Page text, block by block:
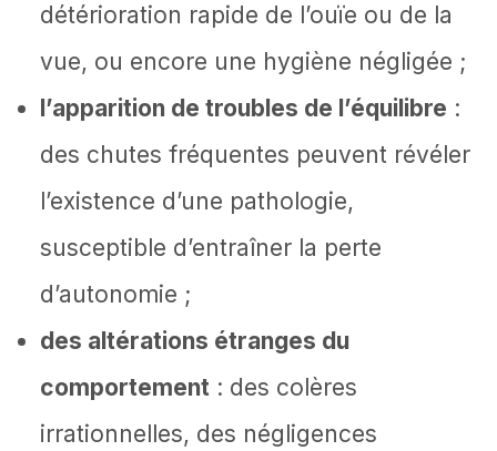
détérioration rapide de l’ouïe ou de la
vue, ou encore une hygiène négligée ;
l’apparition de troubles de l’équilibre :
des chutes fréquentes peuvent révéler
l’existence d’une pathologie,
susceptible d’entraîner la perte
d’autonomie ;
des altérations étranges du
comportement : des colères
irrationnelles, des négligences